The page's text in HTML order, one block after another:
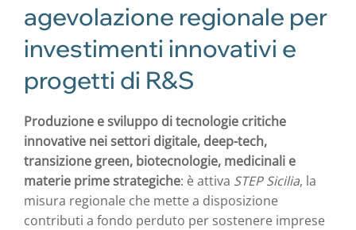
agevolazione regionale per
investimenti innovativi e
progetti di R&S
Produzione e sviluppo di tecnologie critiche
innovative nei settori digitale, deep-tech,
transizione green, biotecnologie, medicinali e
materie prime strategiche: è attiva STEP Sicilia, la
misura regionale che mette a disposizione
contributi a fondo perduto per sostenere imprese